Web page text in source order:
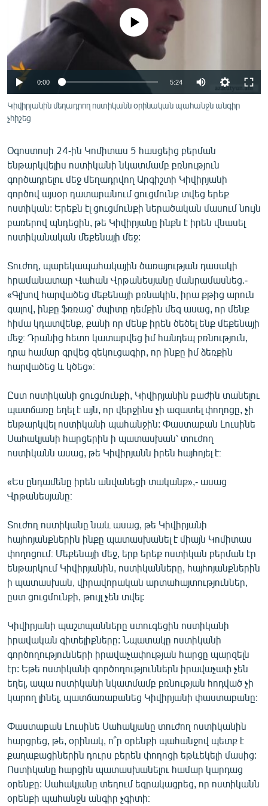
ՄԻՋԱԶԳԱՅԻՆ
ՄՇԱԿՈՒՅԹ
ՍՊՈՐՏ
ՄԵԿՆԱԲԱՆՈՒԹՅՈՒՆ
ՏՏ ԵՒ ԻՆՏԵՐՆԵՏ
ԿՈՐՈՆԱՎԻՐՈՒՍ
ՏԵՍԱՆՅՈՒԹԵՐ
ԲԱՆԱՎԵՃ
ՁԳՏԵԼՈՎ ԼԱՎԱԳՈՒՅՆԻՆ
ՓՈԴՔԱՍԹ
English
Русский
ՀԵՏԵՎԵՔ ՄԵԶ
«Ազատության» բոլոր կայքերը
No media source currently available
0:00 5:24
Կիվիրյանին մեղադրող ոստիկանն օրինական պահանջն անգիր
չհիշեց
Օգոստոսի 24-ին Կոմիտաս 5 հասցեից բերման
ենթարկվելիս ոստիկանի նկատմամբ բռնություն
գործադրելու մեջ մեղադրվող Արգիշտի Կիվիրյանի
գործով այսօր դատարանում ցուցմունք տվեց երեք
ոստիկան: Երեքն էլ ցուցմունքի ներածական մասում նույն
բառերով պնդեցին, թե Կիվիրյանը ինքն է իրեն վնասել
ոստիկանական մեքենայի մեջ:
Տուժող, պարեկապահակային ծառայության դասակի
հրամանատար Վահան Վրթանեսյանը մանրամասնեց.-
«Գլխով հարվածեց մեքենայի բռնակին, իրա քթից արուն
գալով, ինքը ֆռռաց՝ ժպիտը դեմքին մեզ ասաց, որ մենք
հիմա կդատվենք, քանի որ մենք իրեն ծեծել ենք մեքենայի
մեջ։ Դրանից հետո կատարվեց իմ հանդեպ բռնություն,
դրա համար գրվեց զեկուցագիր, որ ինքը իմ ձեռքին
հարվածեց և կծեց»։
Ըստ ոստիկանի ցուցմունքի, Կիվիրյանին բաժին տանելու
պատճառը եղել է այն, որ վերջինս չի ազատել փողոցը, չի
ենթարկվել ոստիկանի պահանջին: Փաստաբան Լուսինե
Սահակյանի հարցերին ի պատասխան՝ տուժող
ոստիկանն ասաց, թե Կիվիրյանն իրեն հայհոյել է։
«Ես ընդամենը իրեն անվանեցի տականք»,- ասաց
Վրթանեսյանը։
Տուժող ոստիկանը նաև ասաց, թե Կիվիրյանի
հայհոյանքներին ինքը պատասխանել է միայն Կոմիտաս
փողոցում։ Մեքենայի մեջ, երբ երեք ոստիկան բերման էր
ենթարկում Կիվիրյանին, ոստիկանները, հայհոյանքներին
ի պատասխան, վիրավորական արտահայտություններ,
ըստ ցուցմունքի, թույլ չեն տվել:
Կիվիրյանի պաշտպանները ստուգեցին ոստիկանի
իրավական գիտելիքները: Նպատակը ոստիկանի
գործողությունների իրավաչափության հարցը պարզելն
էր: Եթե ոստիկանի գործողություններն իրավաչափ չեն
եղել, ապա ոստիկանի նկատմամբ բռնության հոդված չի
կարող լինել, պատճառաբանեց Կիվիրյանի փաստաբանը:
Փաստաբան Լուսինե Սահակյանը տուժող ոստիկանին
հարցրեց, թե, օրինակ, ո՞ր օրենքի պահանջով պետք է
քաղաքացիներին դուրս բերեն փողոցի եթևեկելի մասից:
Ոստիկանը հարցին պատասխանելու համար կարդաց
օրենքը: Սահակյանը տեղում եզրակացրեց, որ ոստիկանն
օրենքի պահանջն անգիր չգիտի։